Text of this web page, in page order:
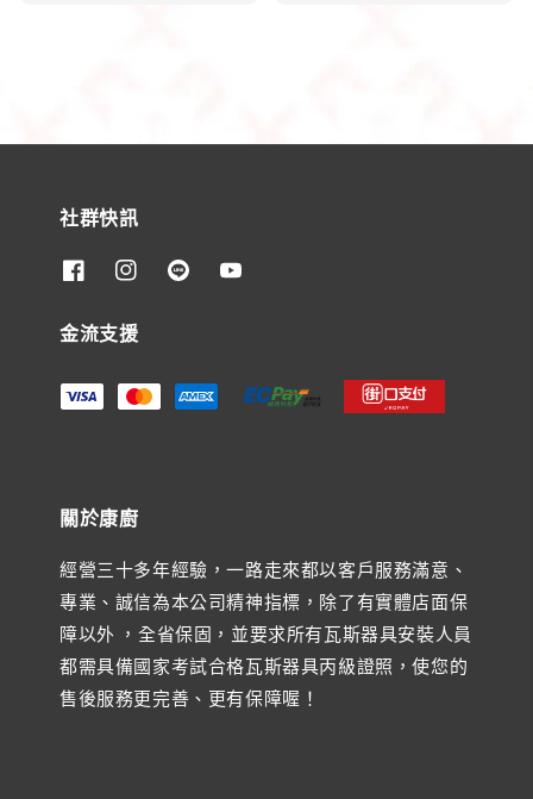
社群快訊
金流支援
關於康廚
經營三十多年經驗，一路走來都以客戶服務滿意、
專業、誠信為本公司精神指標，除了有實體店面保
障以外 ，全省保固，並要求所有瓦斯器具安裝人員
都需具備國家考試合格瓦斯器具丙級證照，使您的
售後服務更完善、更有保障喔！